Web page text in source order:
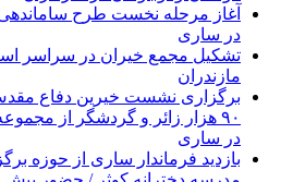
آغاز مرحله نخست طرح
در ساری
تشکیل مجمع خیران در سراسر
مازندران
برگزاری نشست خیرین دفاع مقدس
۹۰ هزار زائر و گردشگر از
در ساری
بازدید فرماندار ساری از حوزه